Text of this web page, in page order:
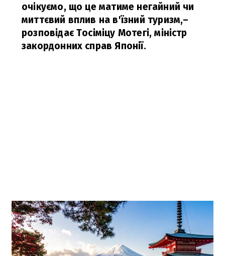
очікуємо, що це матиме негайний чи
миттєвий вплив на в'їзний туризм,–
розповідає Тосіміцу Мотегі, міністр
закордонних справ Японії.